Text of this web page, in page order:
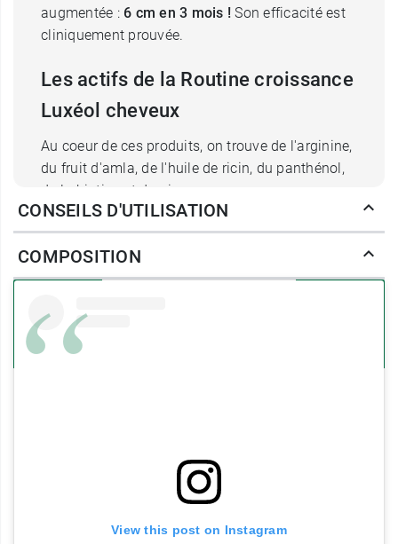
augmentée :6 cm en 3 mois !Son efficacité est
cliniquement prouvée.
Les actifs de la Routine croissance
Luxéol cheveux
Au coeur de ces produits, on trouve de l'arginine,
du fruit d'amla, de l'huile de ricin, du panthénol,
de la biotine et du ginseng.
L'arginine est un acide aminé qui va aider à
renforcer le cheveu. Le fruit d'amlasoutient la
croissance du cheveu et renforce sa structure.
L'huile de ricinest nourrissante, hydratante et va
réparateur. La
Enfin, le
Conditionnement au choix :
1 tube shampooing croissance Luxéol 200
CONSEILS D'UTILISATION
COMPOSITION
View this post on Instagram